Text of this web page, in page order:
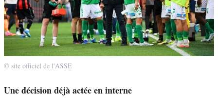
© site officiel de l'ASSE
Une décision déjà actée en interne